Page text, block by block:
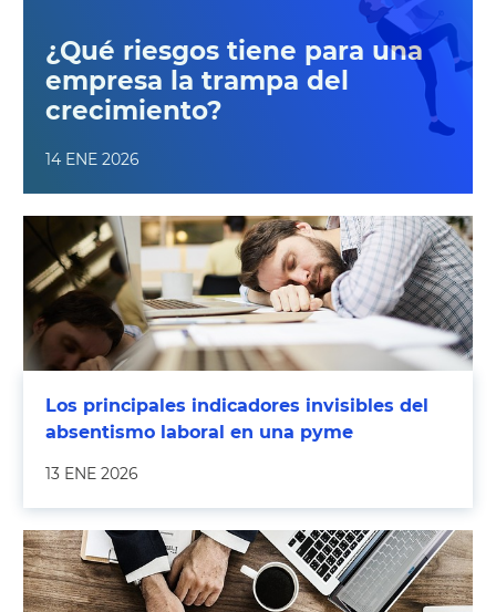
¿Qué riesgos tiene para una
empresa la trampa del
crecimiento?
14 ENE 2026
Los principales indicadores invisibles del
absentismo laboral en una pyme
13 ENE 2026